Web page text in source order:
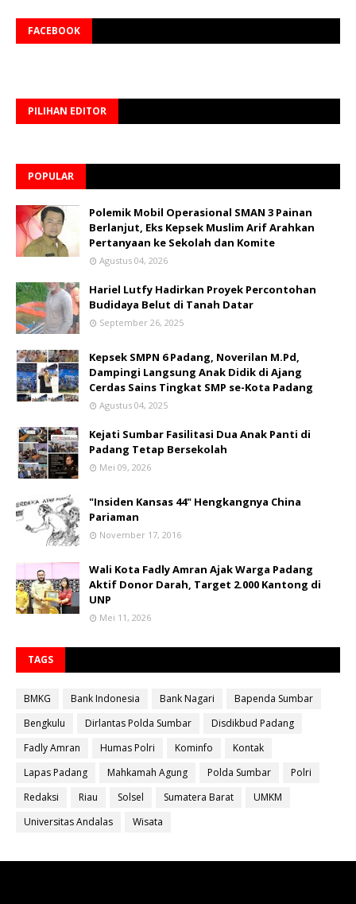
FACEBOOK
PILIHAN EDITOR
POPULAR
Polemik Mobil Operasional SMAN 3 Painan
Berlanjut, Eks Kepsek Muslim Arif Arahkan
Pertanyaan ke Sekolah dan Komite
Agustus 04, 2026
Hariel Lutfy Hadirkan Proyek Percontohan
Budidaya Belut di Tanah Datar
September 26, 2025
Kepsek SMPN 6 Padang, Noverilan M.Pd,
Dampingi Langsung Anak Didik di Ajang
Cerdas Sains Tingkat SMP se-Kota Padang
Agustus 04, 2025
Kejati Sumbar Fasilitasi Dua Anak Panti di
Padang Tetap Bersekolah
Mei 09, 2026
"Insiden Kansas 44" Hengkangnya China
Pariaman
November 17, 2016
Wali Kota Fadly Amran Ajak Warga Padang
Aktif Donor Darah, Target 2.000 Kantong di
UNP
Mei 11, 2026
TAGS
BMKG Bank Indonesia Bank Nagari
Bapenda Sumbar
Bengkulu
Dirlantas Polda Sumbar
Disdikbud Padang
Fadly Amran
Humas Polri Kominfo
Kontak
Lapas Padang
Mahkamah Agung Polda Sumbar
Polri
Redaksi
Riau Solsel Sumatera Barat
UMKM
Universitas Andalas
Wisata